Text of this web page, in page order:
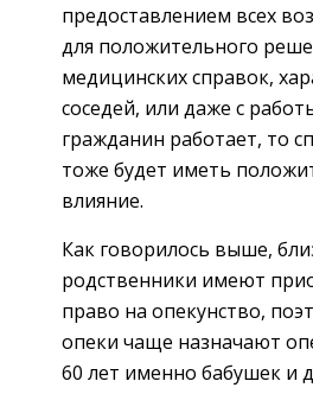
предоставлением всех
для положительного
медицинских справок,
соседей, или даже с
гражданин работает, то
тоже будет иметь
влияние.
Как говорилось выше,
родственники имеют
право на опекунство,
опеки чаще назначают
60 лет именно бабушек и